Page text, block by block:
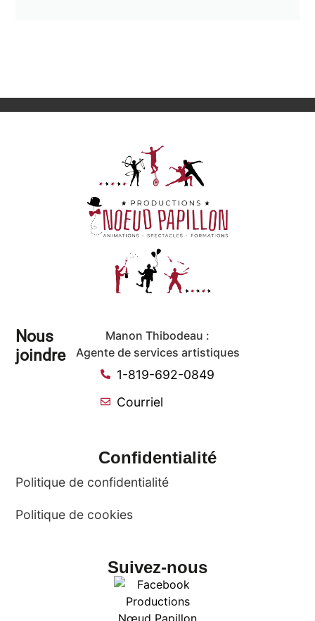
Nous
joindre
Manon Thibodeau :
Agente de services artistiques
1-819-692-0849
Courriel
Confidentialité
Politique de confidentialité
Politique de cookies
Suivez-nous